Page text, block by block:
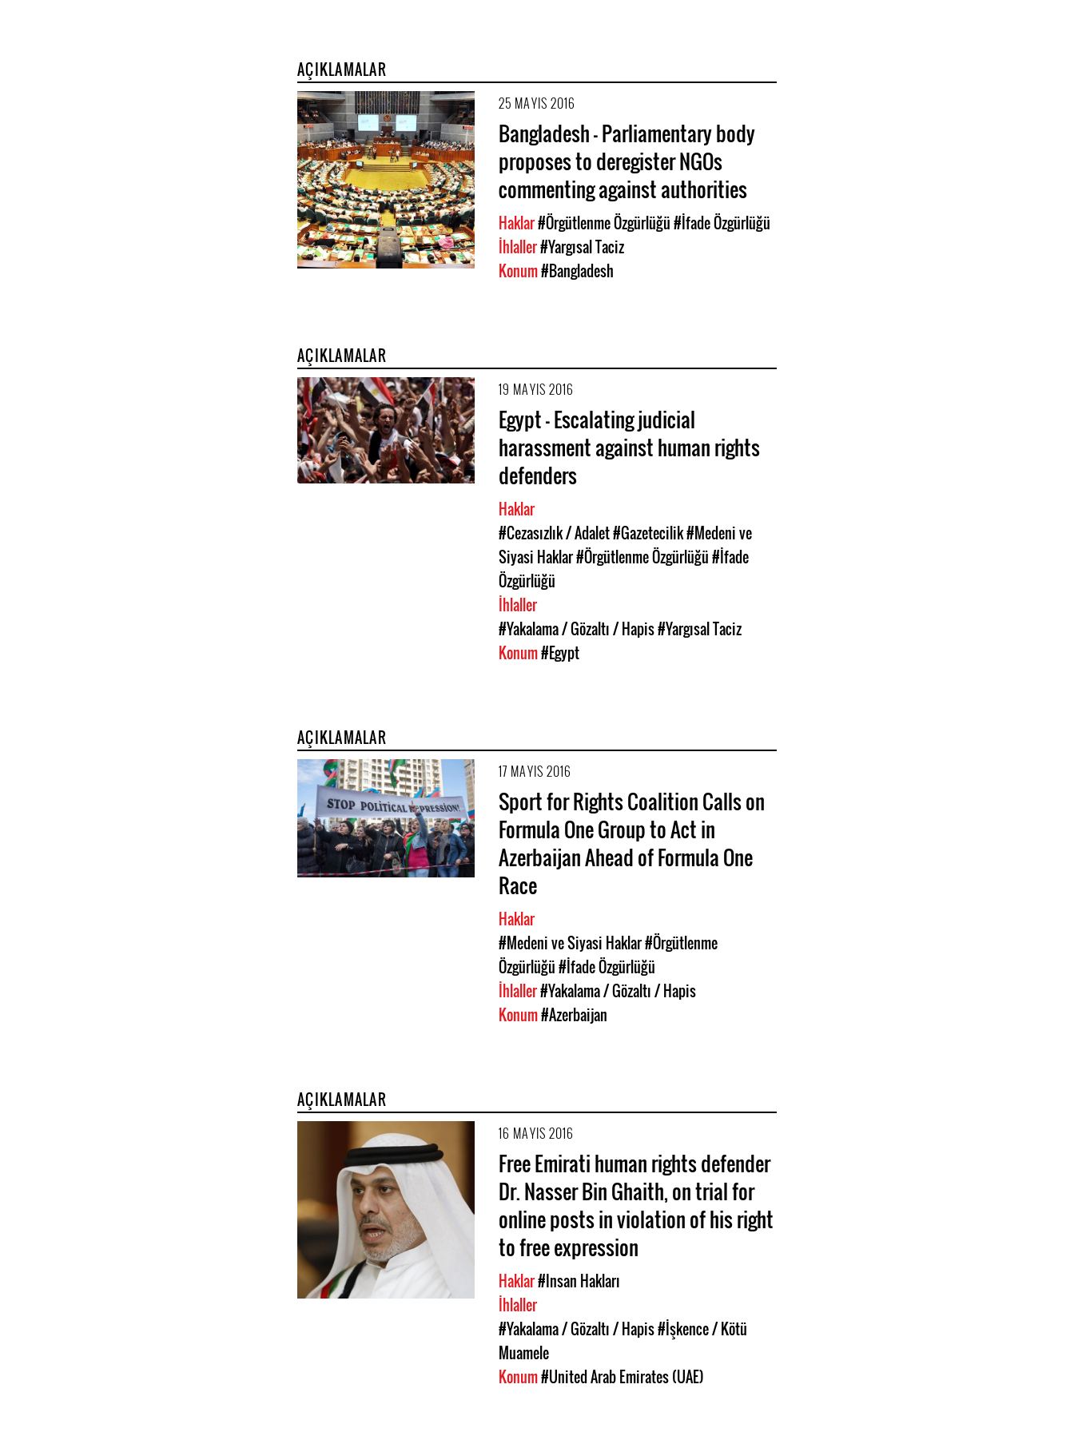
AÇIKLAMALAR
25 MAYIS 2016
Bangladesh - Parliamentary body
proposes to deregister NGOs
commenting against authorities
Haklar#Örgütlenme Özgürlüğü#İfade Özgürlüğü
İhlaller#Yargısal Taciz
Konum#Bangladesh
AÇIKLAMALAR
19 MAYIS 2016
Egypt - Escalating judicial
harassment against human rights
defenders
Haklar
#Cezasızlık / Adalet#Gazetecilik#Medeni ve
Siyasi Haklar#Örgütlenme Özgürlüğü#İfade
Özgürlüğü
İhlaller
#Yakalama / Gözaltı / Hapis#Yargısal Taciz
Konum#Egypt
AÇIKLAMALAR
17 MAYIS 2016
Sport for Rights Coalition Calls on
Formula One Group to Act in
Azerbaijan Ahead of Formula One
Race
Haklar
#Medeni ve Siyasi Haklar#Örgütlenme
Özgürlüğü#İfade Özgürlüğü
İhlaller#Yakalama / Gözaltı / Hapis
Konum#Azerbaijan
AÇIKLAMALAR
16 MAYIS 2016
Free Emirati human rights defender
Dr. Nasser Bin Ghaith, on trial for
online posts in violation of his right
to free expression
Haklar#Insan Hakları
İhlaller
#Yakalama / Gözaltı / Hapis#İşkence / Kötü
Muamele
Konum#United Arab Emirates (UAE)